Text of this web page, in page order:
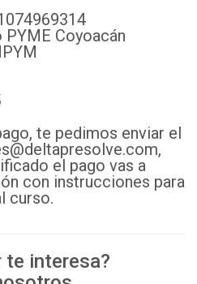
PYME Coyoacán
te pedimos enviar el
el pago vas a
con instrucciones para
curso.
interesa?